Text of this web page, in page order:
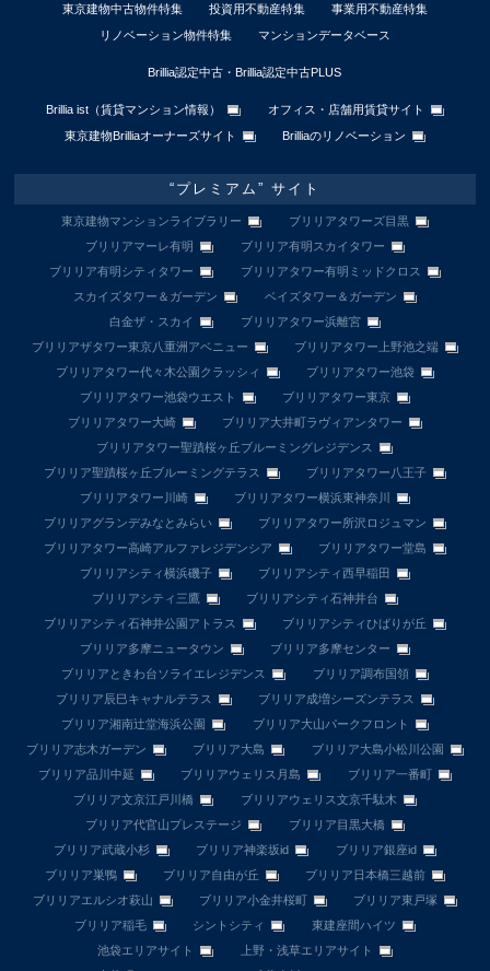
東京建物中古物件特集
投資用不動産特集
事業用不動産特集
リノベーション物件特集
マンションデータベース
Brillia認定中古・Brillia認定中古PLUS
Brillia ist（賃貸マンション情報）
オフィス・店舗用賃貸サイト
東京建物Brilliaオーナーズサイト
Brilliaのリノベーション
“プレミアム” サイト
東京建物マンションライブラリー
ブリリアタワーズ目黒
ブリリアマーレ有明
ブリリア有明スカイタワー
ブリリア有明シティタワー
ブリリアタワー有明ミッドクロス
スカイズタワー＆ガーデン
ベイズタワー＆ガーデン
白金ザ・スカイ
ブリリアタワー浜離宮
ブリリアザタワー東京八重洲アベニュー
ブリリアタワー上野池之端
ブリリアタワー代々木公園クラッシィ
ブリリアタワー池袋
ブリリアタワー池袋ウエスト
ブリリアタワー東京
ブリリアタワー大崎
ブリリア大井町ラヴィアンタワー
ブリリアタワー聖蹟桜ヶ丘ブルーミングレジデンス
ブリリア聖蹟桜ヶ丘ブルーミングテラス
ブリリアタワー八王子
ブリリアタワー川崎
ブリリアタワー横浜東神奈川
ブリリアグランデみなとみらい
ブリリアタワー所沢ロジュマン
ブリリアタワー高崎アルファレジデンシア
ブリリアタワー堂島
ブリリアシティ横浜磯子
ブリリアシティ西早稲田
ブリリアシティ三鷹
ブリリアシティ石神井台
ブリリアシティ石神井公園アトラス
ブリリアシティひばりが丘
ブリリア多摩ニュータウン
ブリリア多摩センター
ブリリアときわ台ソライエレジデンス
ブリリア調布国領
ブリリア辰巳キャナルテラス
ブリリア成増シーズンテラス
ブリリア湘南辻堂海浜公園
ブリリア大山パークフロント
ブリリア志木ガーデン
ブリリア大島
ブリリア大島小松川公園
ブリリア品川中延
ブリリアウェリス月島
ブリリア一番町
ブリリア文京江戸川橋
ブリリアウェリス文京千駄木
ブリリア代官山プレステージ
ブリリア目黒大橋
ブリリア武蔵小杉
ブリリア神楽坂id
ブリリア銀座id
ブリリア巣鴨
ブリリア自由が丘
ブリリア日本橋三越前
ブリリアエルシオ萩山
ブリリア小金井桜町
ブリリア東戸塚
ブリリア稲毛
シントシティ
東建座間ハイツ
池袋エリアサイト
上野・浅草エリアサイト